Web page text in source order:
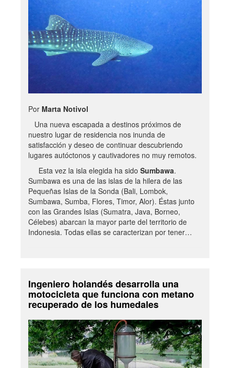
Por Marta Notivol
Una nueva escapada a destinos próximos de
nuestro lugar de residencia nos inunda de
satisfacción y deseo de continuar descubriendo
lugares autóctonos y cautivadores no muy remotos.
Esta vez la isla elegida ha sido Sumbawa.
Sumbawa es una de las islas de la hilera de las
Pequeñas Islas de la Sonda (Bali, Lombok,
Sumbawa, Sumba, Flores, Timor, Alor). Éstas junto
con las Grandes Islas (Sumatra, Java, Borneo,
Célebes) abarcan la mayor parte del territorio de
Indonesia. Todas ellas se caracterizan por tener…
Ingeniero holandés desarrolla una
motocicleta que funciona con metano
recuperado de los humedales